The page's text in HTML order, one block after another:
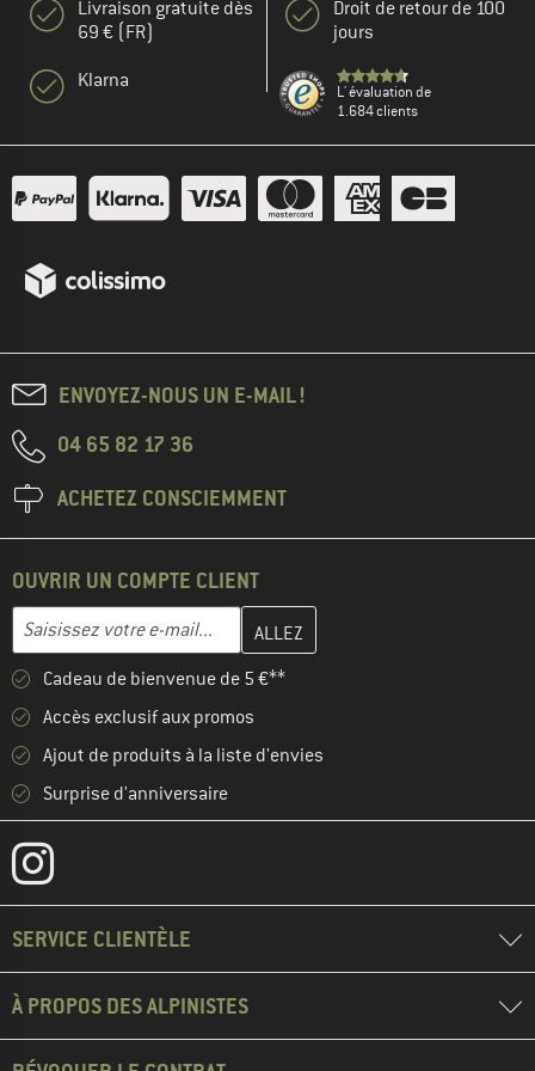
Livraison gratuite dès
69 € (FR)
Klarna
Droit de retour de 100
jours
L' évaluation de
1.684 clients
ENVOYEZ-NOUS UN E-MAIL !
04 65 82 17 36
ACHETEZ CONSCIEMMENT
OUVRIR UN COMPTE CLIENT
Adresse e-mail
Entrez votre adresse e-mail ici et créez votre compte client à la
Cadeau de bienvenue de 5 €**
Accès exclusif aux promos
Ajout de produits à la liste d'envies
Surprise d'anniversaire
SERVICE CLIENTÈLE
À PROPOS DES ALPINISTES